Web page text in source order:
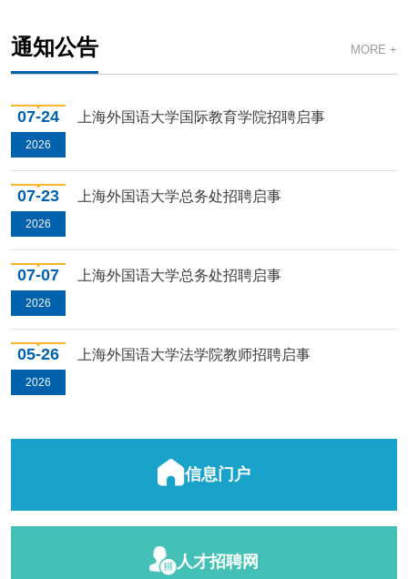
通知公告 MORE +
07-24
2026
上海外国语大学国际教育学院招聘启事
07-23
2026
上海外国语大学总务处招聘启事
07-07
2026
上海外国语大学总务处招聘启事
05-26
2026
上海外国语大学法学院教师招聘启事
信息门户
人才招聘网